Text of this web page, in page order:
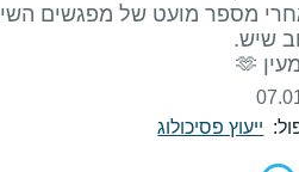
מספר מועט של מפגשים
🫶
ייעוץ פסיכולוג